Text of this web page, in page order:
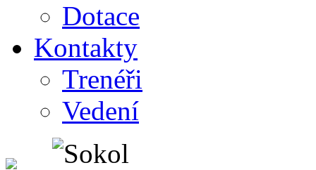
Dotace
Kontakty
Trenéři
Vedení